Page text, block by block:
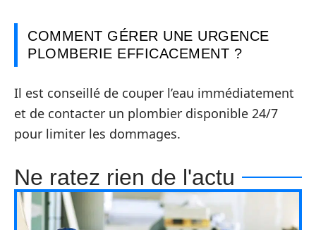
COMMENT GÉRER UNE URGENCE
PLOMBERIE EFFICACEMENT ?
Il est conseillé de couper l’eau immédiatement
et de contacter un plombier disponible 24/7
pour limiter les dommages.
Ne ratez rien de l'actu